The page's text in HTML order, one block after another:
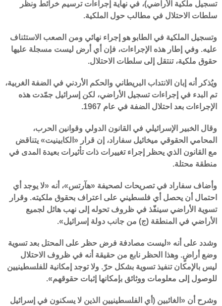
تسجيل ملكية الأراضي)، في نهاية إجراءات ترسيم خرائط ونظر
سلطات الاحتلال في مطالب حول الملكية.
وتسجيل الملكية في الطابو هو إجراء نهائي ومن الصعب الاستئناف
عليه. وفي إطار هذه الإجراءات، فإن أي أرض ليست مسجلة عليها
حقوق ملكية، تنتقل إلى سلطات الاحتلال.
ويُذكر أنه إبان الانتداب البريطاني والحكم الأردني في الضفة الغربية،
تم البدء في إجراءات تسجيل الأراضي، لكن إسرائيل جمّدت هذه
الإجراءات بعد احتلال الضفة في عام 1967.
وقال الخبير الإسرائيلي في القانون الدولي وقوانين الحرب،
المحامي الحقوقي ميخائيل سفاراد، إن قرار «الكابينيت» يتناقض
مع القانون الذي يحظر إجراء تغييرات ذات تأثيرات بعيدة المدى في
منطقة محتلة.
وأضاف سفاراد في تصريحات لصحيفة «هآرتس»، أنه «لا يوجد أي
احتمال أن يحصل أي فلسطيني على اعتراف بحقوق ملكيته. وقرار
تسوية الأراضي سينفّذ في ظروف تحوله إلى نهب هائل لجميع
الأراضي في المنطقة (ج) من جانب دولة إسرائيل».
وشدد على أنه «ليست مصادفة فرض حظر على المحتل بعد تسوية
وضع أراضٍ. وهذا الحظر نابع من حقيقة أنه في ظروف الاحتلال
ليس بالإمكان تنفيذ تسوية بشكل حرّ. ولا توجد إمكانية للفلسطينيين
للوصول إلى معلومات ووثائق بإمكانها إثبات حقوقهم».
وشرح أن «الغائبين (أي الفلسطينيين الذين لا يسكنون في إسرائيل